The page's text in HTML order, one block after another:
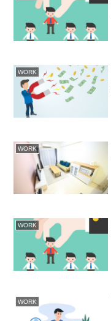
WORK
WORK
WORK
WORK